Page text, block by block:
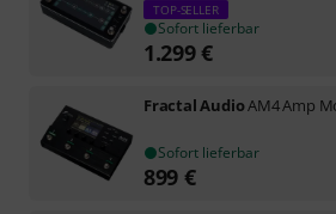
TOP-SELLER
Sofort lieferbar
1.299€
Fractal AudioAM4 Amp
Sofort lieferbar
899 €